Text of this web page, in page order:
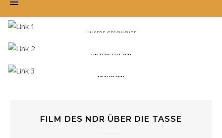
UNSERE GESCHICHTE
UNTERSTÜTZEN
MITHELFEN
FILM DES NDR ÜBER DIE TASSE